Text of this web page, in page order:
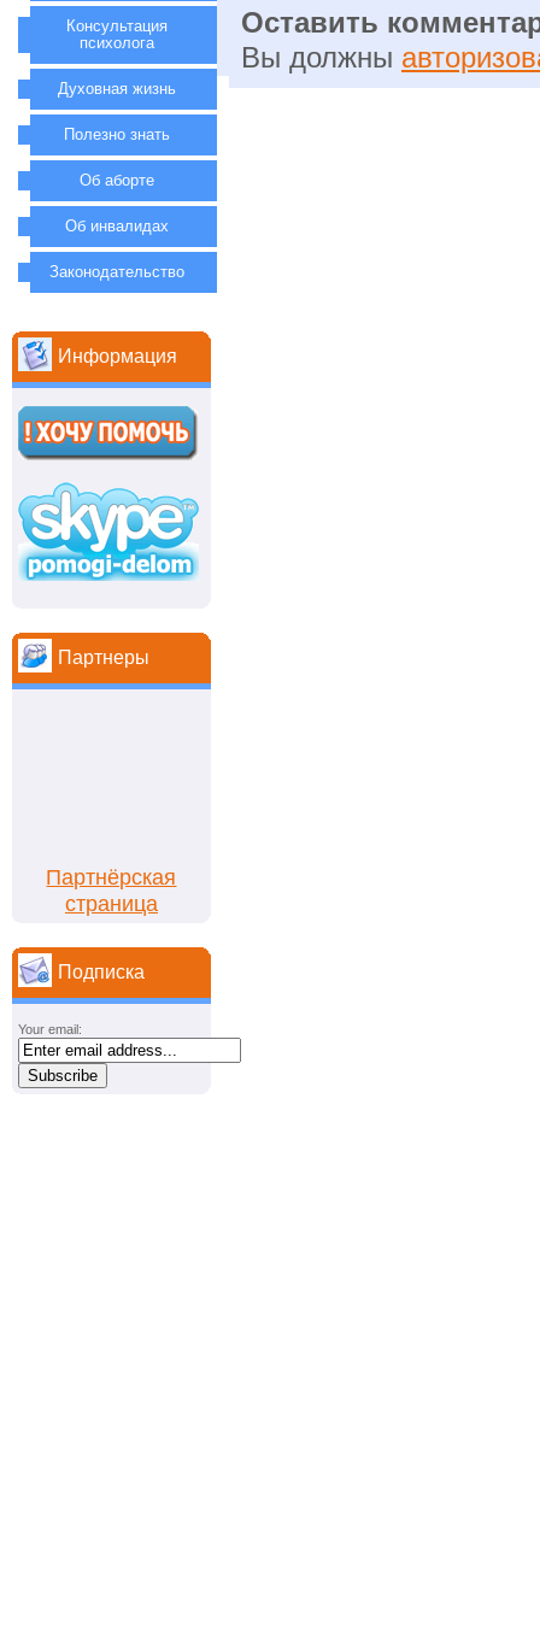
Оставить
Вы должны
Консультация
психолога
Духовная жизнь
Полезно знать
Об аборте
Об инвалидах
Законодательство
Информация
Партнеры
Партнёрская
страница
Подписка
Your email: